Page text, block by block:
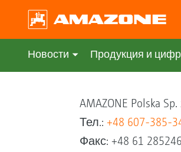
Новости Продукция и
Marek Zielinski
AMAZONE Polska Sp.
Тел.: +48 607-385-
Факс: +48 61